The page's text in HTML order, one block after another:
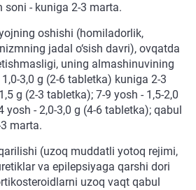
- kuniga 2-3 marta.
oshishi (homiladorlik,
jadal o‘sish davri), ovqatda
uning almashinuvining
3,0 g (2-6 tabletka) kuniga 2-3
g (2-3 tabletka); 7-9 yosh - 1,5-2,0
yosh - 2,0-3,0 g (4-6 tabletka); qabul
marta.
(uzoq muddatli yotoq rejimi,
va epilepsiyaga qarshi dori
uzoq vaqt qabul